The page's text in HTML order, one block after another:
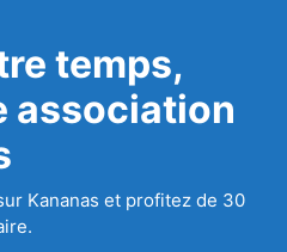
temps,
association
Kananas et profitez de 30